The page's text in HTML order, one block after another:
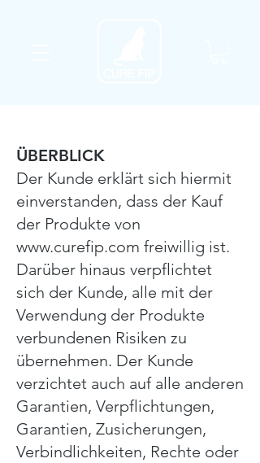
ÜBERBLICK
Der Kunde erklärt sich hiermit
einverstanden, dass der Kauf
der Produkte von
www.curefip.com freiwillig ist.
Darüber hinaus verpflichtet
sich der Kunde, alle mit der
Verwendung der Produkte
verbundenen Risiken zu
übernehmen. Der Kunde
verzichtet auch auf alle anderen
Garantien, Verpflichtungen,
Garantien, Zusicherungen,
Verbindlichkeiten, Rechte oder